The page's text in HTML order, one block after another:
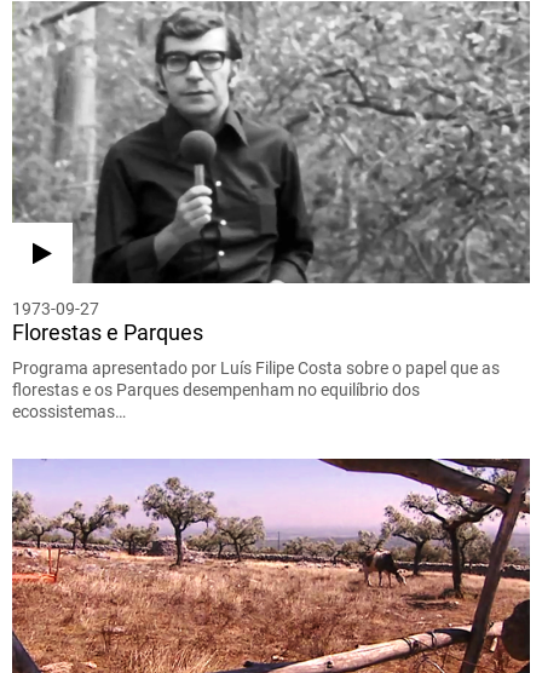
1973-09-27
Florestas e Parques
Programa apresentado por Luís Filipe Costa sobre o papel que as
florestas e os Parques desempenham no equilíbrio dos
ecossistemas…